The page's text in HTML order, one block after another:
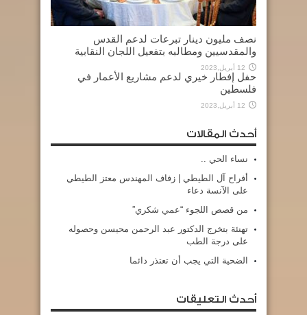
نصف مليون دينار تبرعات لدعم القدس
والمقدسيين ومطالبه بتفعيل اللجان النقابية
12 أبريل,2023
حفل إفطار خيري لدعم مشاريع الأعمار في
فلسطين
12 أبريل,2023
أحدث المقالات
نساء الحي ..
أفراح آل الطيطي | زفاف المهندس معتز الطيطي
على الآنسة دعاء
من قصص اللجوء “عمي شكري”
تهنئة بتخرج الدكتور عبد الرحمن محيسن وحصوله
على درجة الطب
الضحية التي يجب أن تعتذر دائما
أحدث التعليقات